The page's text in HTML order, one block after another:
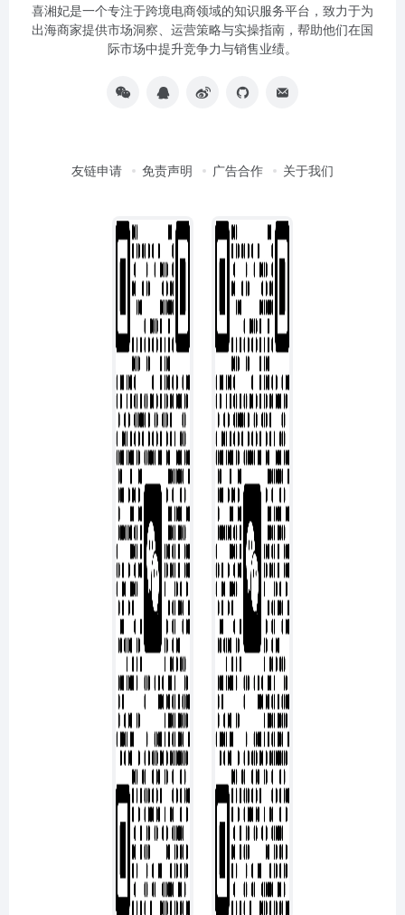
喜湘妃是一个专注于跨境电商领域的知识服务平台，致力于为
出海商家提供市场洞察、运营策略与实操指南，帮助他们在国
际市场中提升竞争力与销售业绩。
友链申请 免责声明 广告合作 关于我们